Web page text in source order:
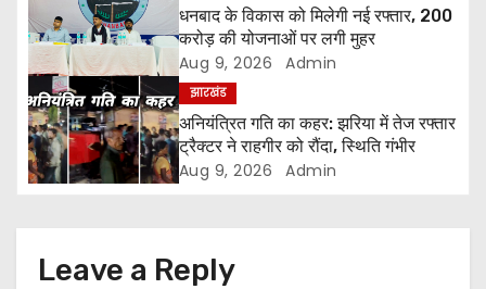
g
a
t
i
n
धनबाद के विकास को मिलेगी नई रफ्तार, 200
करोड़ की योजनाओं पर लगी मुहर
Aug 9, 2026 Admin
झारखंड
अनियंत्रित गति का कहर: झरिया में तेज रफ्तार
ट्रैक्टर ने राहगीर को रौंदा, स्थिति गंभीर
Aug 9, 2026 Admin
Leave a Reply